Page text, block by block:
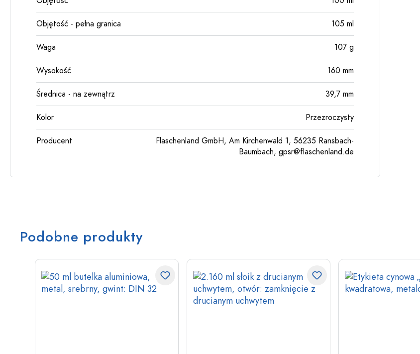
Objętość - pełna granica 105 ml
Waga 107 g
Wysokość 160 mm
Średnica - na zewnątrz 39,7 mm
Kolor Przezroczysty
Producent
Flaschenland GmbH, Am Kirchenwald 1, 56235 Ransbach-
Baumbach, gpsr@flaschenland.de
Podobne produkty